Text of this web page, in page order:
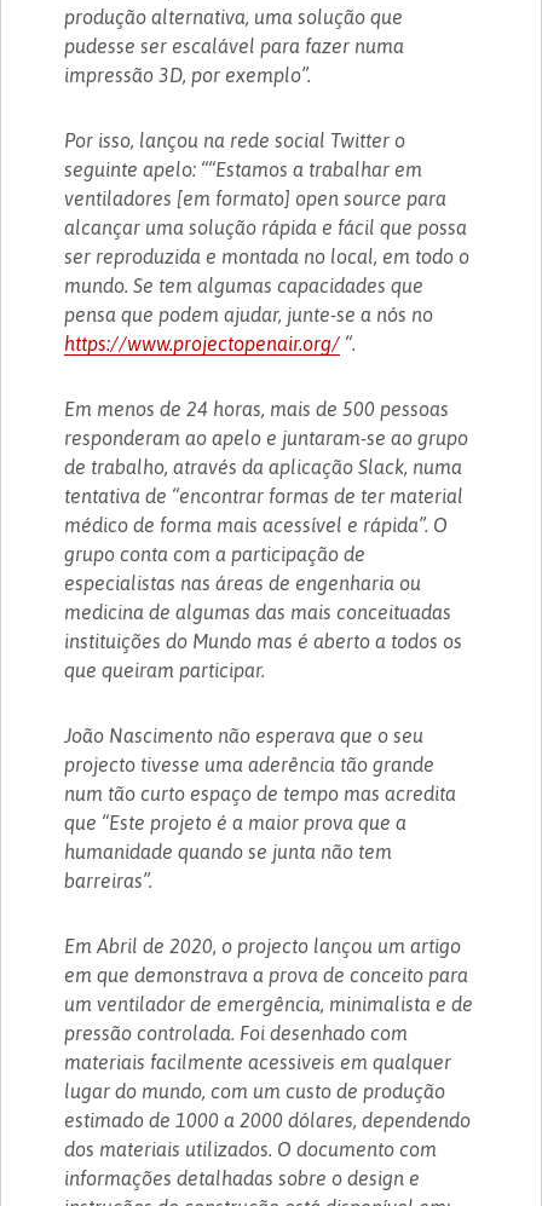
produção alternativa, uma solução que
pudesse ser escalável para fazer numa
impressão 3D, por exemplo”.
Por isso, lançou na rede social Twitter o
seguinte apelo: ““Estamos a trabalhar em
ventiladores [em formato] open source para
alcançar uma solução rápida e fácil que possa
ser reproduzida e montada no local, em todo o
mundo. Se tem algumas capacidades que
pensa que podem ajudar, junte-se a nós no
https://www.projectopenair.org/ “.
Em menos de 24 horas, mais de 500 pessoas
responderam ao apelo e juntaram-se ao grupo
de trabalho, através da aplicação Slack, numa
tentativa de “encontrar formas de ter material
médico de forma mais acessível e rápida”. O
grupo conta com a participação de
especialistas nas áreas de engenharia ou
medicina de algumas das mais conceituadas
instituições do Mundo mas é aberto a todos os
que queiram participar.
João Nascimento não esperava que o seu
projecto tivesse uma aderência tão grande
num tão curto espaço de tempo mas acredita
que “Este projeto é a maior prova que a
humanidade quando se junta não tem
barreiras”.
Em Abril de 2020, o projecto lançou um artigo
em que demonstrava a prova de conceito para
um ventilador de emergência, minimalista e de
pressão controlada. Foi desenhado com
materiais facilmente acessiveis em qualquer
lugar do mundo, com um custo de produção
estimado de 1000 a 2000 dólares, dependendo
dos materiais utilizados. O documento com
informações detalhadas sobre o design e